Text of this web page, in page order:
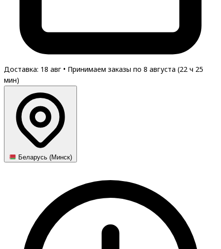
Доставка: 18 авг • Принимаем заказы по 8 августа (22 ч 25
мин)
Беларусь (Минск)